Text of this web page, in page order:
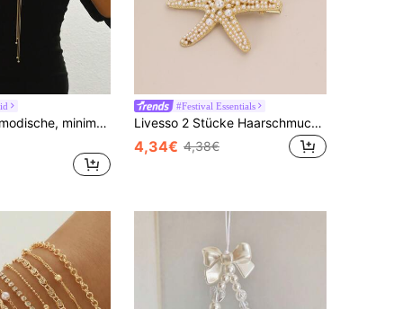
1 Stück neue modische, minimalistische Schlangenknochen verstellbare Zugband Y-förmige lange Pullover Kette Halskette, vielseitiges Alltagsaccessoire
#Festival Essentials
Livesso 2 Stücke Haarschmuck in Ozean-Serie, inklusive Seestern Haarspange und Kunstperlen Seestern Haarclip Boho, Y2K Krallenklemmen Haarklammern, Schulbedarf, Perlen Haarschmuck
4,34€ 4,38€